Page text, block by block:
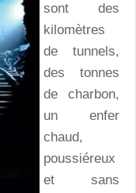
sont des
kilomètres
de tunnels,
des tonnes
de charbon,
un enfer
chaud,
poussiéreux
et sans